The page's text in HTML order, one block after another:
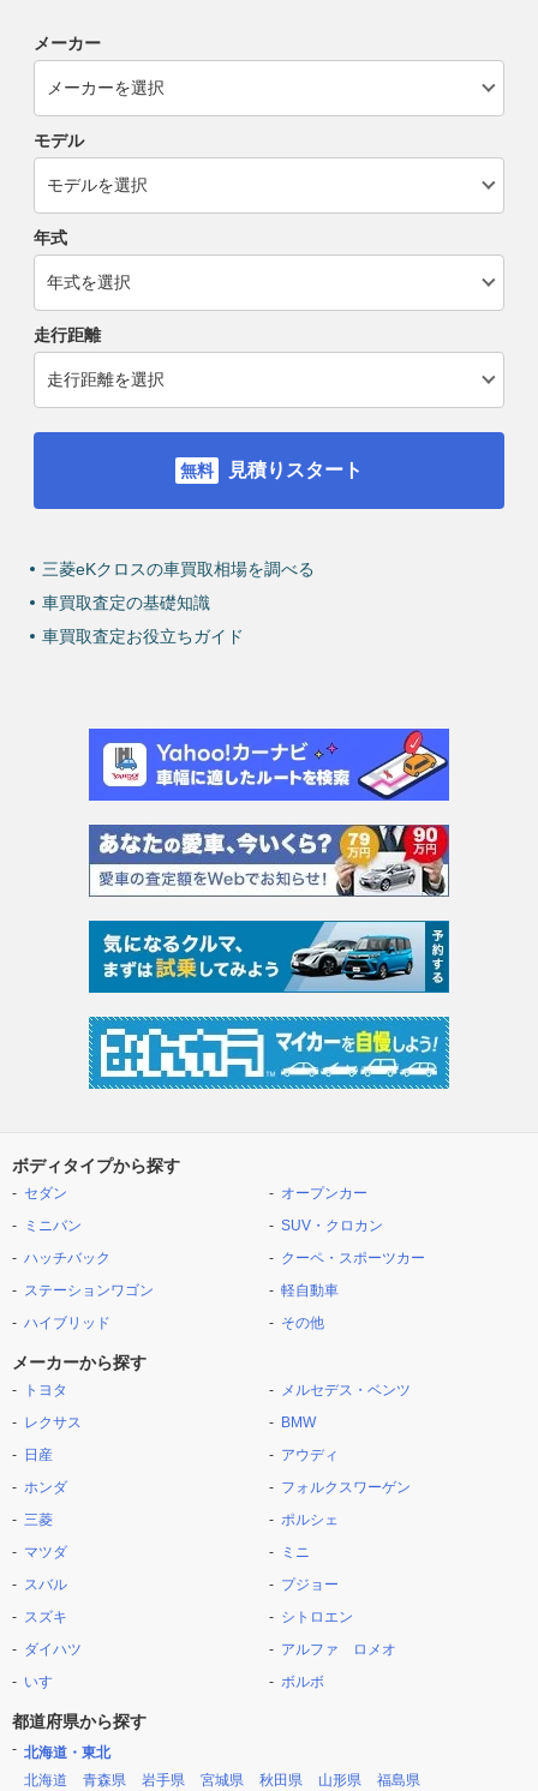
メーカー
モデル
年式
走行距離
見積りスタート
三菱eKクロスの車買取相場を調べる
車買取査定の基礎知識
車買取査定お役立ちガイド
ボディタイプから探す
セダン
ミニバン
ハッチバック
ステーションワゴン
ハイブリッド
オープンカー
SUV・クロカン
クーペ・スポーツカー
軽自動車
その他
メーカーから探す
トヨタ
レクサス
日産
ホンダ
三菱
マツダ
スバル
スズキ
ダイハツ
いすゞ
メルセデス・ベンツ
BMW
アウディ
フォルクスワーゲン
ポルシェ
ミニ
プジョー
シトロエン
アルファ ロメオ
ボルボ
都道府県から探す
北海道・東北
北海道
青森県 岩手県 宮城県 秋田県 山形県 福島県